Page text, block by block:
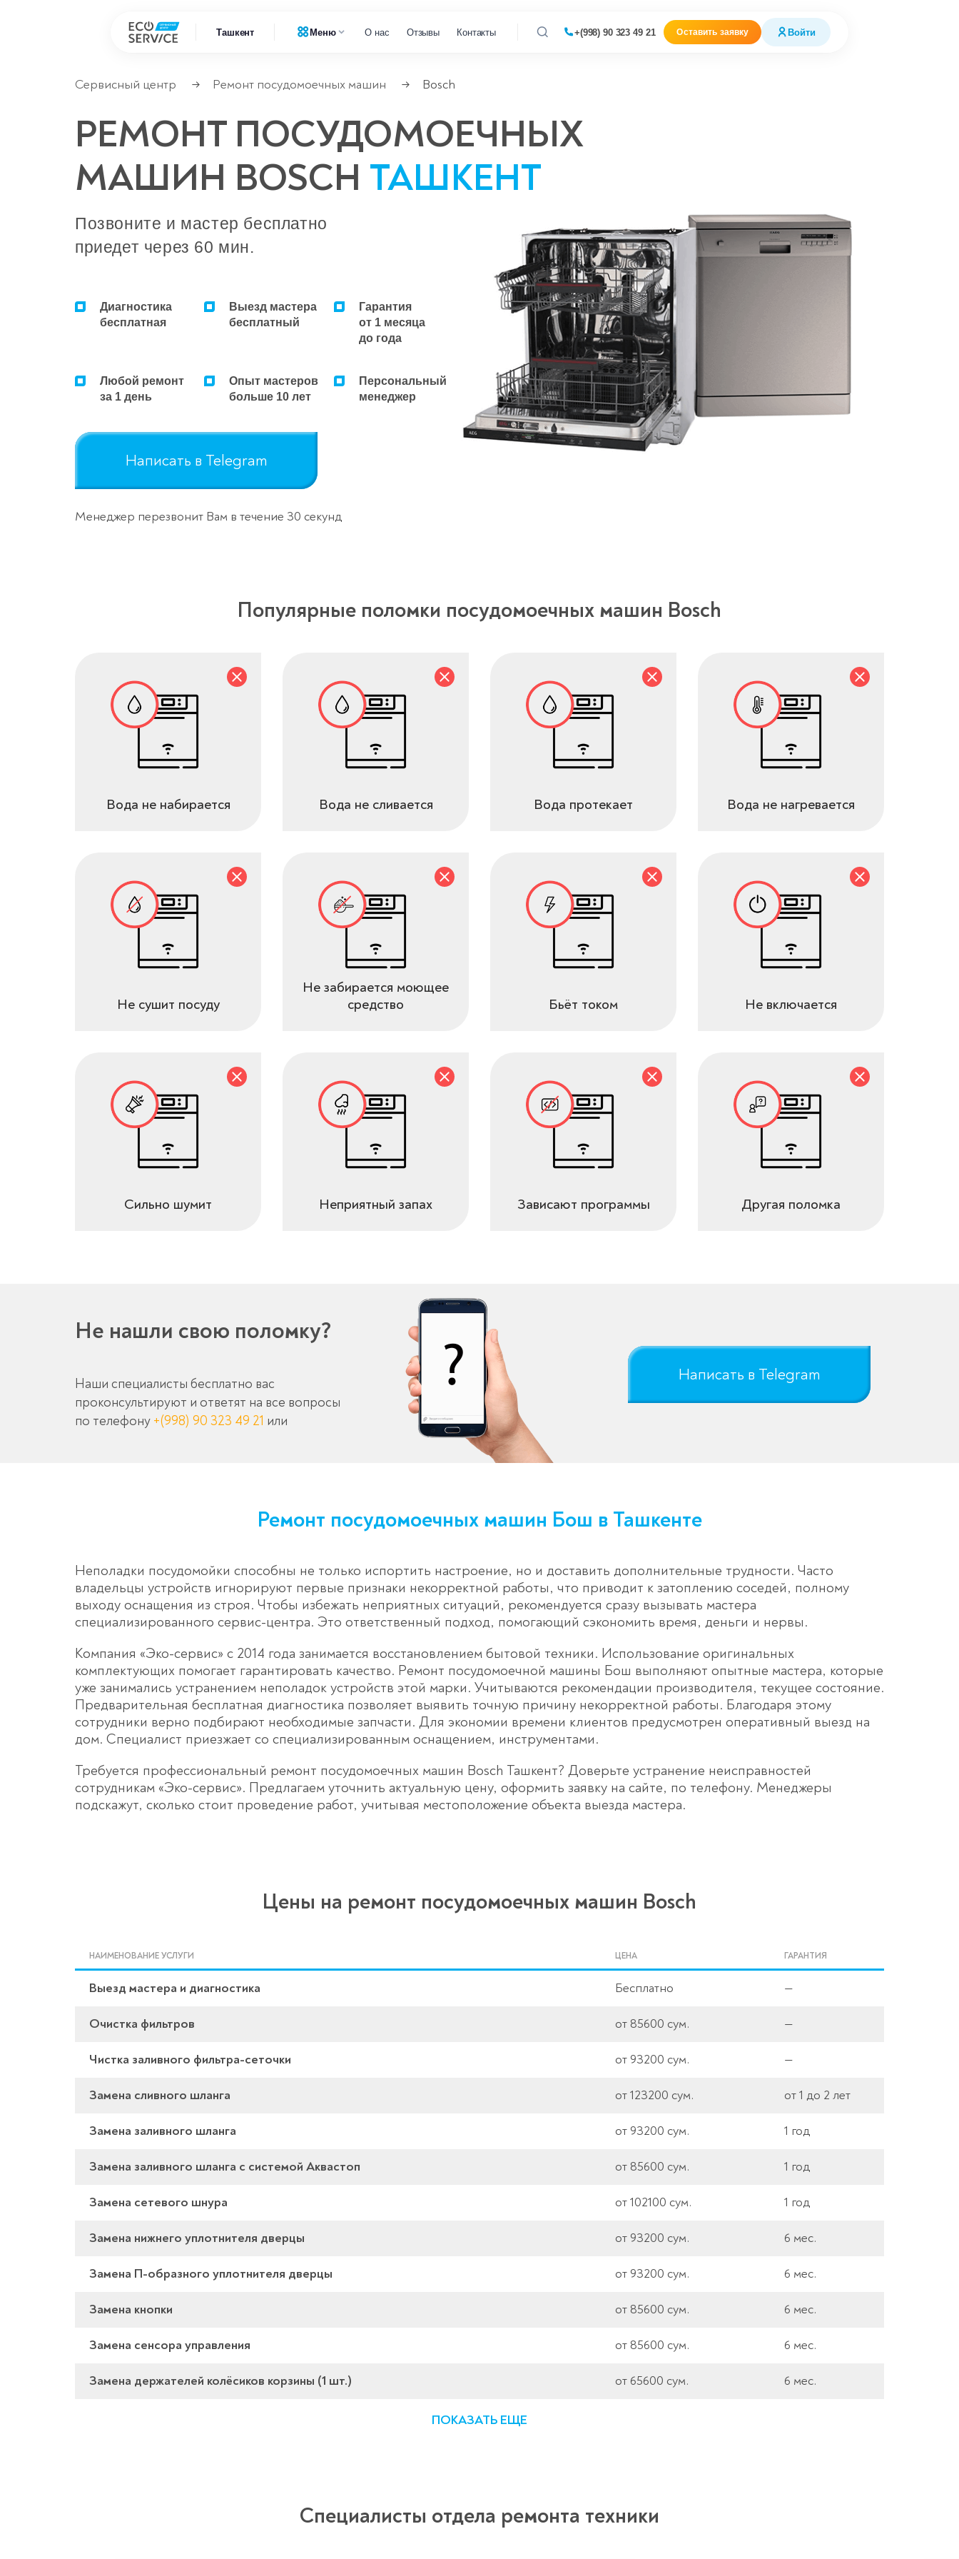
Ташкент Меню О нас Отзывы Контакты +(998) 90 323 49 21 Оставить заявку Войти
Ремонт климатической техники
Ремонт компьютерной техники
Ремонт офисной техники
Сервисные центры
Ремонт микроволновок
Ремонт парогенераторов
Сервисный центр → Ремонт посудомоечных машин → Bosch
РЕМОНТ ПОСУДОМОЕЧНЫХ
МАШИН BOSCH ТАШКЕНТ
Позвоните и мастер бесплатно
приедет через 60 мин.
Диагностика
бесплатная
Выезд мастера
бесплатный
Гарантия
от 1 месяца
до года
Любой ремонт
за 1 день
Опыт мастеров
больше 10 лет
Персональный
менеджер
Написать в Telegram
Менеджер перезвонит Вам в течение 30 секунд
Популярные поломки посудомоечных машин Bosch
Вода не набирается Вода не сливается Вода протекает Вода не нагревается
Не сушит посуду
Не забирается моющее
средство
Бьёт током Не включается
Сильно шумит Неприятный запах Зависают программы Другая поломка
Не нашли свою поломку?
Наши специалисты бесплатно вас
проконсультируют и ответят на все вопросы
по телефону +(998) 90 323 49 21 или
Написать в Telegram
Ремонт посудомоечных машин Бош в Ташкенте
Неполадки посудомойки способны не только испортить настроение, но и доставить дополнительные трудности. Часто
владельцы устройств игнорируют первые признаки некорректной работы, что приводит к затоплению соседей, полному
выходу оснащения из строя. Чтобы избежать неприятных ситуаций, рекомендуется сразу вызывать мастера
специализированного сервис-центра. Это ответственный подход, помогающий сэкономить время, деньги и нервы.
Компания «Эко-сервис» с 2014 года занимается восстановлением бытовой техники. Использование оригинальных
комплектующих помогает гарантировать качество. Ремонт посудомоечной машины Бош выполняют опытные мастера, которые
уже занимались устранением неполадок устройств этой марки. Учитываются рекомендации производителя, текущее состояние.
Предварительная бесплатная диагностика позволяет выявить точную причину некорректной работы. Благодаря этому
сотрудники верно подбирают необходимые запчасти. Для экономии времени клиентов предусмотрен оперативный выезд на
дом. Специалист приезжает со специализированным оснащением, инструментами.
Требуется профессиональный ремонт посудомоечных машин Bosch Ташкент? Доверьте устранение неисправностей
сотрудникам «Эко-сервис». Предлагаем уточнить актуальную цену, оформить заявку на сайте, по телефону. Менеджеры
подскажут, сколько стоит проведение работ, учитывая местоположение объекта выезда мастера.
Цены на ремонт посудомоечных машин Bosch
НАИМЕНОВАНИЕ УСЛУГИ ЦЕНА ГАРАНТИЯ
Выезд мастера и диагностика Бесплатно —
Очистка фильтров от 85600 сум. —
Чистка заливного фильтра-сеточки от 93200 сум. —
Замена сливного шланга от 123200 сум. от 1 до 2 лет
Замена заливного шланга от 93200 сум. 1 год
Замена заливного шланга с системой Аквастоп от 85600 сум. 1 год
Замена сетевого шнура от 102100 сум. 1 год
Замена нижнего уплотнителя дверцы от 93200 сум. 6 мес.
Замена П-образного уплотнителя дверцы от 93200 сум. 6 мес.
Замена кнопки от 85600 сум. 6 мес.
Замена сенсора управления от 85600 сум. 6 мес.
Замена держателей колёсиков корзины (1 шт.) от 65600 сум. 6 мес.
ПОКАЗАТЬ ЕЩЕ
Специалисты отдела ремонта техники